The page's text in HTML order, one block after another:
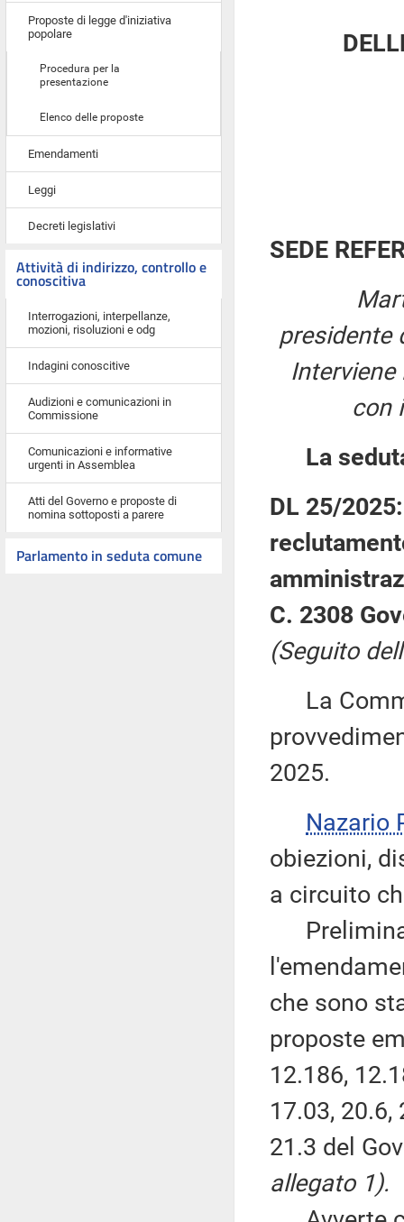
Proposte di legge d'iniziativa
popolare
Procedura per la
presentazione
Elenco delle proposte
Emendamenti
Leggi
Decreti legislativi
Attività di indirizzo, controllo e
conoscitiva
Interrogazioni, interpellanze,
mozioni, risoluzioni e odg
Indagini conoscitive
Audizioni e comunicazioni in
Commissione
Comunicazioni e informative
urgenti in Assemblea
Atti del Governo e proposte di
nomina sottoposti a parere
Parlamento in seduta comune
SEDE
presidente
con
La
DL 25/
C. 2308
(Seguito
La
2025.
Nazario
obiezioni,
a circuito
che sono
proposte
12.186,
17.03,
21.3 del
allegato 1).